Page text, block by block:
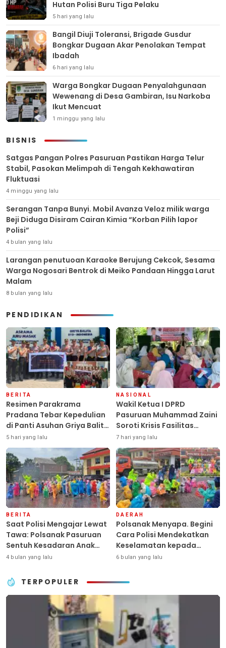
Hutan Polisi Buru Tiga Pelaku
5 hari yang lalu
Bangil Diuji Toleransi, Brigade Gusdur
Bongkar Dugaan Akar Penolakan Tempat
Ibadah
6 hari yang lalu
Warga Bongkar Dugaan Penyalahgunaan
Wewenang di Desa Gambiran, Isu Narkoba
Ikut Mencuat
1 minggu yang lalu
BISNIS
Satgas Pangan Polres Pasuruan Pastikan Harga Telur
Stabil, Pasokan Melimpah di Tengah Kekhawatiran
Fluktuasi
4 minggu yang lalu
Serangan Tanpa Bunyi. Mobil Avanza Veloz milik warga
Beji Diduga Disiram Cairan Kimia “Korban Pilih lapor
Polisi”
4 bulan yang lalu
Larangan penutuoan Karaoke Berujung Cekcok, Sesama
Warga Nogosari Bentrok di Meiko Pandaan Hingga Larut
Malam
8 bulan yang lalu
PENDIDIKAN
BERITA
Resimen Parakrama
Pradana Tebar Kepedulian
di Panti Asuhan Griya Balita
SYD, Peluk Hangat Balita
Terlantar “POLRI Hadir
Dengan Hati”
5 hari yang lalu
NASIONAL
Wakil Ketua I DPRD
Pasuruan Muhammad Zaini
Soroti Krisis Fasilitas
Sekolah di Tengah Efisiensi
Anggaran
7 hari yang lalu
BERITA
Saat Polisi Mengajar Lewat
Tawa: Polsanak Pasuruan
Sentuh Kesadaran Anak
Sejak Dini
4 bulan yang lalu
DAERAH
Polsanak Menyapa. Begini
Cara Polisi Mendekatkan
Keselamatan kepada
Generasi Sejak Usia Dini
6 bulan yang lalu
TERPOPULER